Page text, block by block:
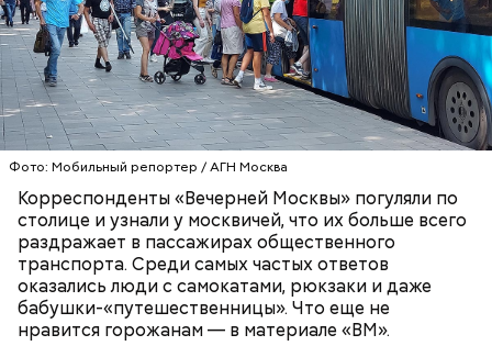
Фото: Мобильный репортер / АГН Москва
Корреспонденты «Вечерней Москвы» погуляли по
столице и узнали у москвичей, что их больше всего
раздражает в пассажирах общественного
транспорта. Среди самых частых ответов
оказались люди с самокатами, рюкзаки и даже
бабушки-«путешественницы». Что еще не
нравится горожанам — в материале «ВМ».
— Рюкзаки большие прямо бесит, когда не
снимают. Если едешь в час пик, обязательно тебя
чем-нибудь заденут, — сказала Александра, 19 лет.
ТРАНСПОРТ ПАССАЖИРЫ МОСКВА